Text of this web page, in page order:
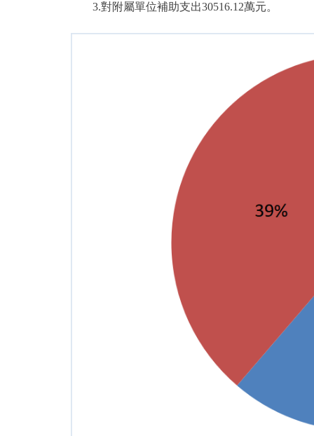
3.對附屬單位補助支出30516.12萬元。